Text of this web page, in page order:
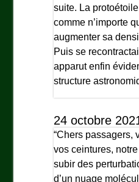
suite. La
comme n’importe
augmenter sa
Puis se
apparut enfin
structure
24 octobre
“Chers passagers,
vos ceintures,
subir des
d’un nuage